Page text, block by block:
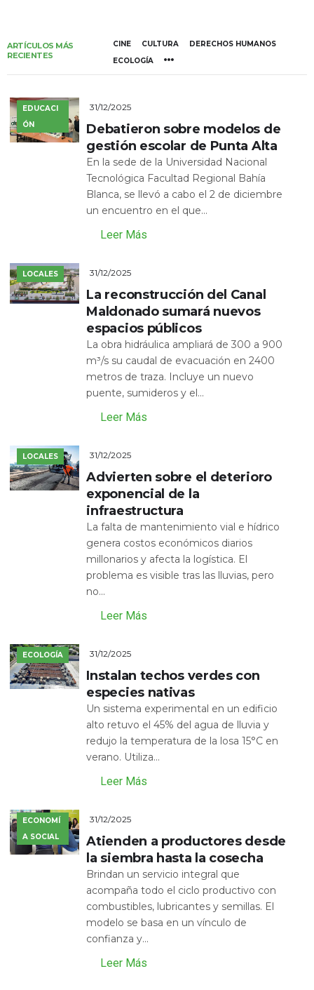
ARTÍCULOS MÁS
RECIENTES
CINE CULTURA
DERECHOS HUMANOS
ECOLOGÍA
EDUCACI
ÓN
31/12/2025
Debatieron sobre modelos de
gestión escolar de Punta Alta
En la sede de la Universidad Nacional
Tecnológica Facultad Regional Bahía
Blanca, se llevó a cabo el 2 de diciembre
un encuentro en el que...
Leer Más
LOCALES 31/12/2025
La reconstrucción del Canal
Maldonado sumará nuevos
espacios públicos
La obra hidráulica ampliará de 300 a 900
m³/s su caudal de evacuación en 2400
metros de traza. Incluye un nuevo
puente, sumideros y el...
Leer Más
LOCALES 31/12/2025
Advierten sobre el deterioro
exponencial de la
infraestructura
La falta de mantenimiento vial e hídrico
genera costos económicos diarios
millonarios y afecta la logística. El
problema es visible tras las lluvias, pero
no...
Leer Más
ECOLOGÍA 31/12/2025
Instalan techos verdes con
especies nativas
Un sistema experimental en un edificio
alto retuvo el 45% del agua de lluvia y
redujo la temperatura de la losa 15°C en
verano. Utiliza...
Leer Más
ECONOMÍ
A SOCIAL
31/12/2025
Atienden a productores desde
la siembra hasta la cosecha
Brindan un servicio integral que
acompaña todo el ciclo productivo con
combustibles, lubricantes y semillas. El
modelo se basa en un vínculo de
confianza y...
Leer Más